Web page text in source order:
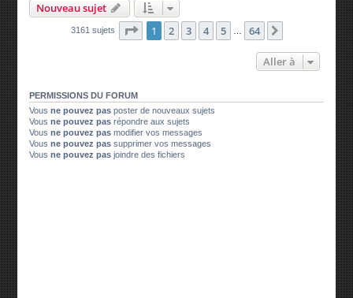
Nouveau sujet
3161 sujets Page 1sur64
1 2 3 4 5 64
Aller à
PERMISSIONS DU FORUM
Vousne pouvez pas poster de nouveaux sujets
Vousne pouvez pas répondre aux sujets
Vousne pouvez pas modifier vos messages
Vousne pouvez pas supprimer vos messages
Vousne pouvez pas joindre des fichiers